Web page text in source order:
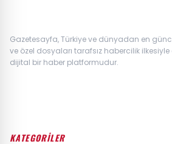
Gazetesayfa, Türkiye ve dünyadan en
ve özel dosyaları tarafsız habercilik
dijital bir haber platformudur.
KATEGORİLER